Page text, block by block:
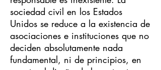
sociedad civil en los Estados
Unidos se reduce a la existencia de
asociaciones e instituciones que no
deciden absolutamente nada
fundamental, ni de principios, en